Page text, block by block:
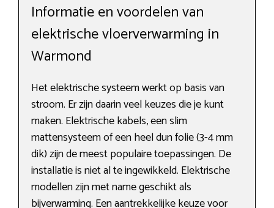
Informatie en voordelen van
elektrische vloerverwarming in
Warmond
Het elektrische systeem werkt op basis van
stroom. Er zijn daarin veel keuzes die je kunt
maken. Elektrische kabels, een slim
mattensysteem of een heel dun folie (3-4 mm
dik) zijn de meest populaire toepassingen. De
installatie is niet al te ingewikkeld. Elektrische
modellen zijn met name geschikt als
bijverwarming. Een aantrekkelijke keuze voor